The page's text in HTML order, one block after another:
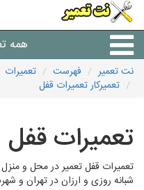
همه
شرکت های
نت تعمیر فهرست تعمیرات
تعمیرکار تعمیرات قفل
تعمیرات قفل
تعمیرات قفل تعمیر در محل و
شبانه روزی و ارزان در تهران و